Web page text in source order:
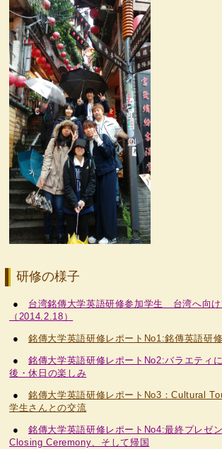
研修の様子
● 台湾銘傳大学英語研修参加学生 台湾へ向
（2014.2.18）
● 銘傳大学英語研修レポートNo1:銘傳英語研
● 銘傳大学英語研修レポートNo2:バラエティ
後・休日の楽しみ
● 銘傳大学英語研修レポートNo3：Cultural
学生さんとの交流
● 銘傳大学英語研修レポートNo4:最終プレゼ
Closing Ceremony、そして帰国